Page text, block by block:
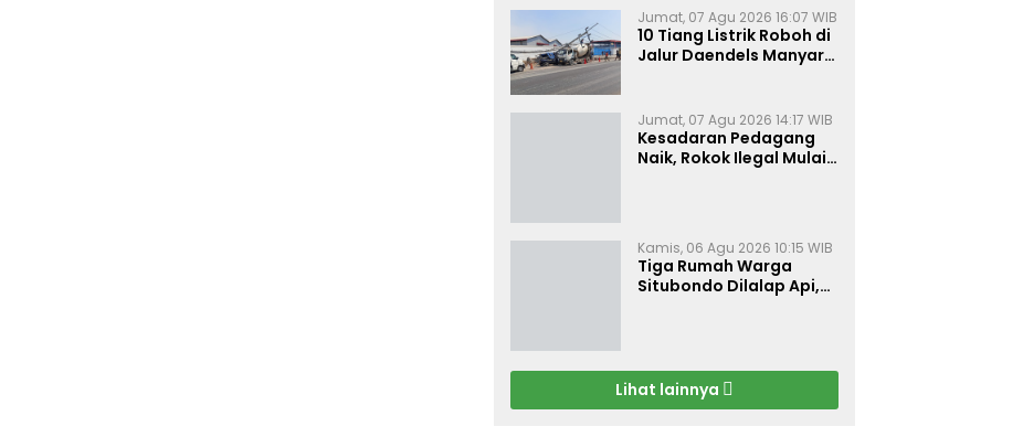
Jumat, 07 Agu 2026 16:07 WIB
10 Tiang Listrik Roboh di
Jalur Daendels Manyar
Jumat, 07 Agu 2026 14:17 WIB
Kesadaran Pedagang
Naik, Rokok Ilegal Mulai
Kamis, 06 Agu 2026 10:15 WIB
Tiga Rumah Warga
Situbondo Dilalap Api,
Lihat lainnya